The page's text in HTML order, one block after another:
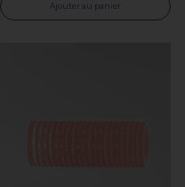
Ajouter au panier